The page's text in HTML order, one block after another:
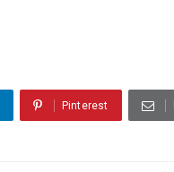
Pinterest